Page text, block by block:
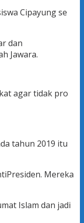
Cipayung se
dan
Jawara.
agar tidak pro
tahun 2019 itu
Mereka
Islam dan jadi